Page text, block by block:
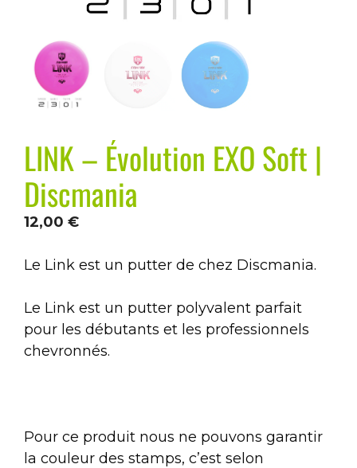
LINK – Évolution EXO Soft |
Discmania
12,00 €
Le Link est un putter de chez Discmania.
Le Link est un putter polyvalent parfait
pour les débutants et les professionnels
chevronnés.
Pour ce produit nous ne pouvons garantir
la couleur des stamps, c’est selon